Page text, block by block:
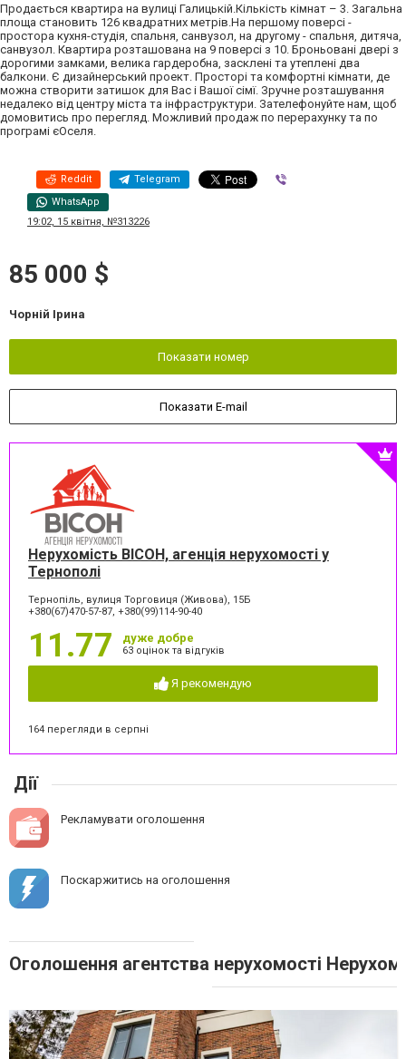
Продається квартира на вулиці Галицькій.Кількість кімнат – 3. Загальна
площа становить 126 квадратних метрів.На першому поверсі -
простора кухня-студія, спальня, санвузол, на другому - спальня, дитяча,
санвузол. Квартира розташована на 9 поверсі з 10. Броньовані двері з
дорогими замками, велика гардеробна, засклені та утеплені два
балкони. Є дизайнерський проект. Просторі та комфортні кімнати, де
можна створити затишок для Вас і Вашої сімї. Зручне розташування
недалеко від центру міста та інфраструктури. Зателефонуйте нам, щоб
домовитись про перегляд. Можливий продаж по перерахунку та по
програмі єОселя.
Reddit Telegram
WhatsApp
19:02, 15 квітня, №313226
85 000 $
Чорній Ірина
Показати номер
Показати E-mail
Нерухомість ВІСОН, агенція нерухомості у
Тернополі
Тернопіль, вулиця Торговиця (Живова), 15Б
+380(67)470-57-87, +380(99)114-90-40
11.77 дуже добре
63 оцінок та відгуків
Я рекомендую
164 перегляди в серпні
Дії
Рекламувати оголошення
Поскаржитись на оголошення
Оголошення агентства нерухомості